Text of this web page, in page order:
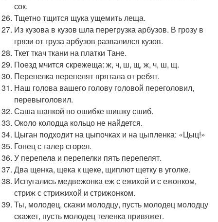
сок.
Тщетно тщится щука ущемить леща.
Из кузова в кузов шла перегрузка арбузов. В грозу в
грязи от груза арбузов развалился кузов.
Ткет ткач ткани на платки Тане.
Поезд мчится скрежеща: ж, ч, ш, щ, ж, ч, ш, щ.
Перепелка перепелят прятала от ребят.
Наш голова вашего голову головой переголовил,
перевыголовил.
Саша шапкой по ошибке шишку сшиб.
Около колодца кольцо не найдется.
Цыган подходит на цыпочках и на цыпленка: «Цыц!»
Гонец с галер сгорел.
У перепелa и перепелки пять перепелят.
Два щенка, щека к щеке, щиплют щетку в уголке.
Испугались медвежонка еж с ежихой и с ежонком,
стриж с стрижихой и стрижонком.
Ты, молодец, скажи молодцу, пусть молодец молодцу
скажет, пусть молодец теленка привяжет.